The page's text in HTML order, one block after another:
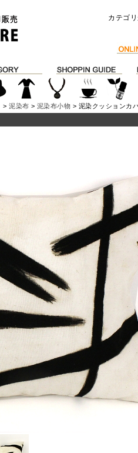
カテゴ
>泥染布 > 泥染布小物 > 泥染クッションカ